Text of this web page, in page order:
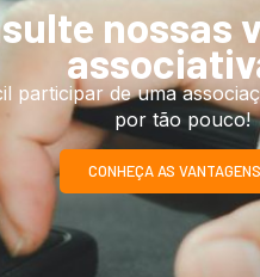
nossas
participar de uma
por tão pouco!
CONHEÇA AS VANTAGENS